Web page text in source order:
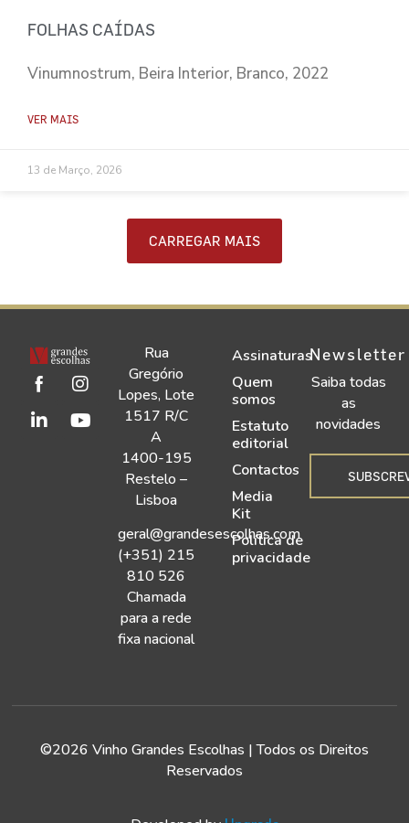
FOLHAS CAÍDAS
Vinumnostrum, Beira Interior, Branco, 2022
VER MAIS
13 de Março, 2026
CARREGAR MAIS
Rua
Gregório
Lopes, Lote
1517 R/C
A
1400-195
Restelo –
Lisboa
geral@grandesescolhas.com
(+351) 215
810 526
Chamada
para a rede
fixa nacional
Assinaturas
Quem
somos
Estatuto
editorial
Contactos
Media
Kit
Política de
privacidade
Newsletter
Saiba todas
as
novidades
©2026 Vinho Grandes Escolhas | Todos os Direitos
Reservados